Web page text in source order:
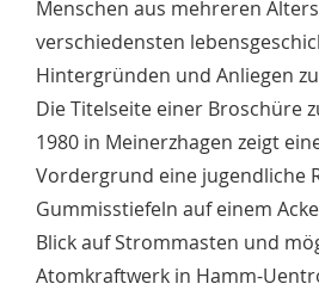
Menschen aus mehreren
verschiedensten
Hintergründen und Anliegen
Die Titelseite einer Broschüre
1980 in Meinerzhagen zeigt
Vordergrund eine jugendliche
Gummisstiefeln auf einem
Blick auf Strommasten und
Atomkraftwerk in Hamm-